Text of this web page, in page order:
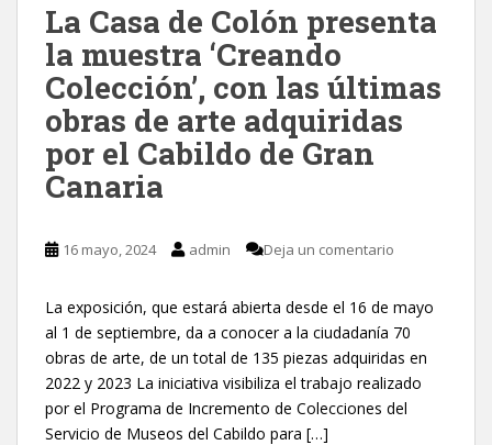
La Casa de Colón presenta
la muestra ‘Creando
Colección’, con las últimas
obras de arte adquiridas
por el Cabildo de Gran
Canaria
16 mayo, 2024 admin Deja un comentario
La exposición, que estará abierta desde el 16 de mayo
al 1 de septiembre, da a conocer a la ciudadanía 70
obras de arte, de un total de 135 piezas adquiridas en
2022 y 2023 La iniciativa visibiliza el trabajo realizado
por el Programa de Incremento de Colecciones del
Servicio de Museos del Cabildo para […]